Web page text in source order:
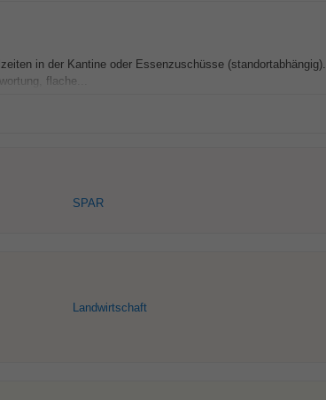
in der Kantine oder Essenzuschüsse (standortabhängig).
flache...
SPAR
Landwirtschaft